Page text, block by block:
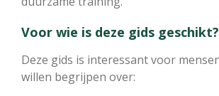
Voor wie is deze gids geschikt?
Deze gids is interessant voor
willen begrijpen over: